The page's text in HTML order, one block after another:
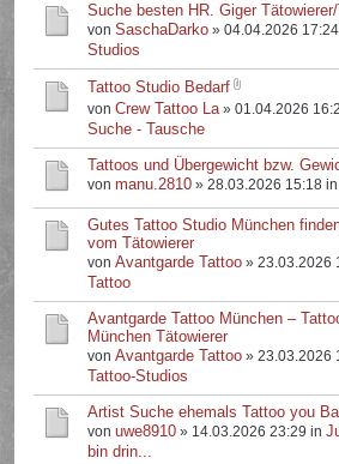
Suche besten HR. Giger
vonSaschaDarko » 04.04.2026
Studios
Tattoo Studio Bedarf
vonCrew Tattoo La» 01.04.2026
Suche - Tausche
Tattoos und Übergewicht bzw.
vonmanu.2810 » 28.03.2026 15:18 in
Gutes Tattoo Studio München
vom Tätowierer
vonAvantgarde Tattoo » 23.03.2026
Tattoo
Avantgarde Tattoo München –
München Tätowierer
vonAvantgarde Tattoo » 23.03.2026
Tattoo-Studios
Artist Suche ehemals Tattoo you
vonuwe8910 » 14.03.2026 23:29 in
bin drin...